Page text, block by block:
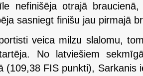
nefinišēja otrajā
sasniegt finišu jau pirmajā
veica milzu slalomu,
No latviešiem
(109,38 FIS punkti), Sarkanis